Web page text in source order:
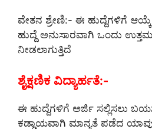
ವೇತನ ಶ್ರೇಣಿ:- ಈ ಹುದ್ದೆಗಳಿಗೆ
ಹುದ್ದೆ ಅನುಸಾರವಾಗಿ ಒಂದು ಉತ್ತಮ
ನೀಡಲಾಗುತ್ತಿದೆ
ಶೈಕ್ಷಣಿಕ ವಿದ್ಯಾರ್ಹತೆ:-
ಈ ಹುದ್ದೆಗಳಿಗೆ ಅರ್ಜಿ ಸಲ್ಲಿಸಲು
ಕಡ್ಡಾಯವಾಗಿ ಮಾನ್ಯತೆ ಪಡೆದ